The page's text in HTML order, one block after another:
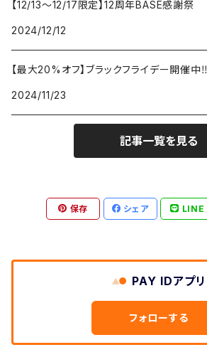
【12/13～12/17限定】12周年BASE感謝祭
2024/12/12
【最大20%オフ】ブラックフライデー開催中‼️
2024/11/23
記事一覧を見る
保存 シェア LINE
PAY IDアプリ
フォローする